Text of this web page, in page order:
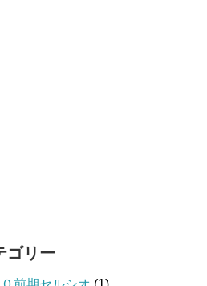
ゴリー